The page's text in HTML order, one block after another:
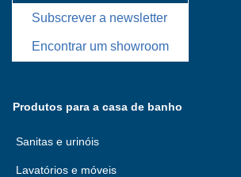
Subscrever a newsletter
Encontrar um showroom
Produtos para a casa de banho
Sanitas e urinóis
Lavatórios e móveis